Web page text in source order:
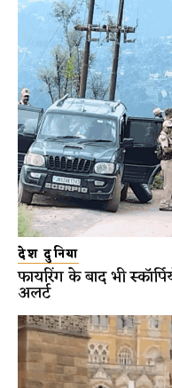
देश दुनिया
फायरिंग के बाद भी
अलर्ट